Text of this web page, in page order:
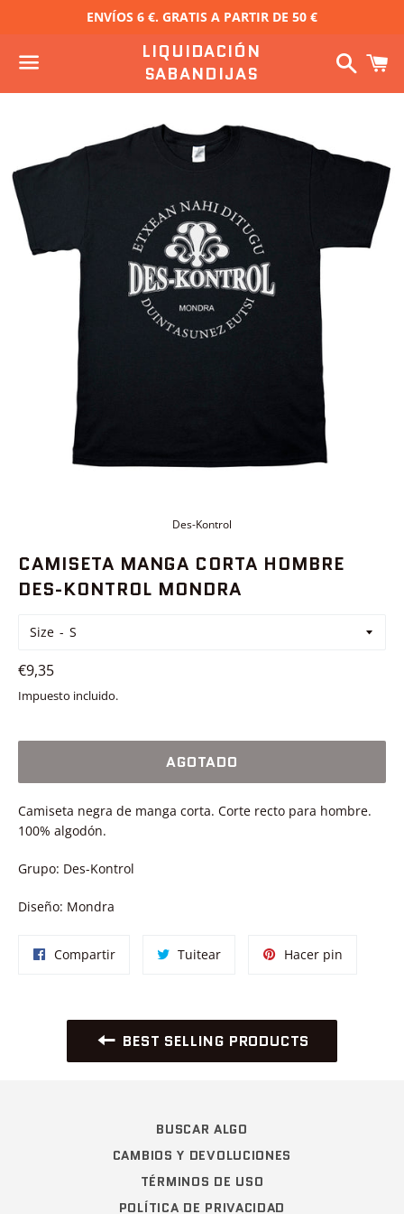
ENVÍOS 6 €. GRATIS A PARTIR DE 50 €
Menú
LIQUIDACIÓN
SABANDIJAS
Des-Kontrol
CAMISETA MANGA CORTA HOMBRE
DES-KONTROL MONDRA
Size
Precio
habitual
€9,35
Impuesto incluido.
AGOTADO
Camiseta negra de manga corta. Corte recto para hombre.
100% algodón.
Grupo: Des-Kontrol
Diseño: Mondra
CompartirCompartir TuitearTuitear
Hacer pin
BEST SELLING PRODUCTS
BUSCAR ALGO
CAMBIOS Y DEVOLUCIONES
TÉRMINOS DE USO
POLÍTICA DE PRIVACIDAD